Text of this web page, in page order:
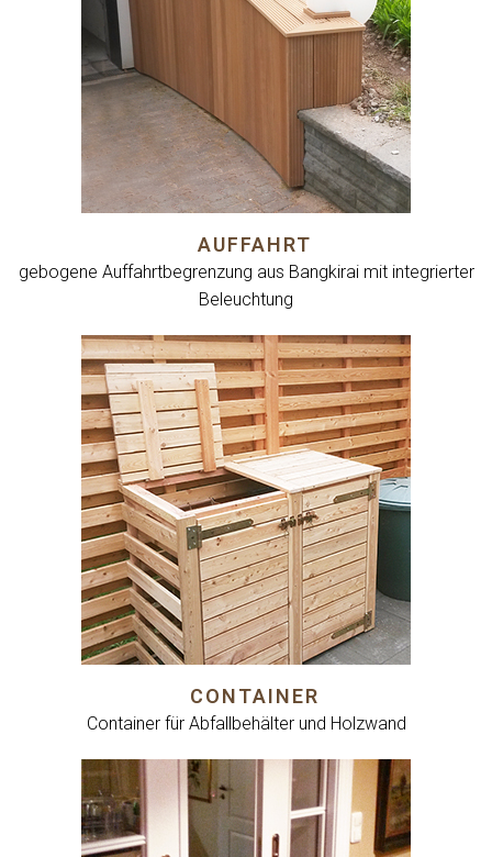
AUFFAHRT
gebogene Auffahrtbegrenzung aus Bangkirai mit integrierter
Beleuchtung
CONTAINER
Container für Abfallbehälter und Holzwand